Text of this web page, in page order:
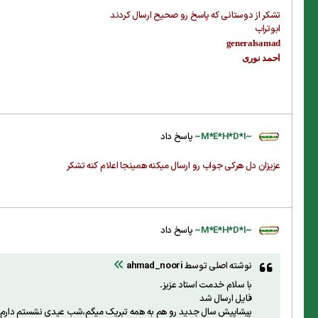
تشکر از دوستانی که پاسخ رو صحیح ارسال کردند
ابوتراب
generalsamad
احمد نوری
~M*E*H*D*I~ پاسخ داد
عزیزان دل هرکی جواب رو ارسال میکنه همینجا اعلام کنه تشکر
~M*E*H*D*I~ پاسخ داد
نوشته اصلی توسطahmad_noori
با سلام خدمت استاد عزیز.
فایل ارسال شد
پیشاپیش سال جدید رو هم به همه تبریک میگم،شب عیدی نشستم دارم